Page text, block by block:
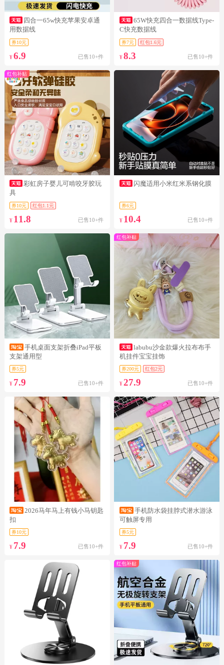
四合一65w快充苹果安卓通
用数据线
券10元
¥ 6.9 已售10+件
65W快充四合一数据线Type-
C快充数据线
券7元 红包1.6元
¥8.3 已售10+件
红包补贴
彩虹房子婴儿可啃咬牙胶玩
具
券10元 红包1.1元
¥ 11.8 已售10+件
闪魔适用小米红米系钢化膜
券6元
¥ 10.4 已售10+件
手机桌面支架折叠iPad平板
支架通用型
券5元
¥ 7.9 已售10+件
红包补贴
labubu沙金款爆火拉布布手
机挂件宝宝挂饰
券200元 红包2元
¥27.9 已售10+件
2026马年马上有钱小马钥匙
扣
券10元
¥ 7.9 已售10+件
手机防水袋挂脖式潜水游泳
可触屏专用
券5元
¥ 7.9 已售10+件
红包补贴